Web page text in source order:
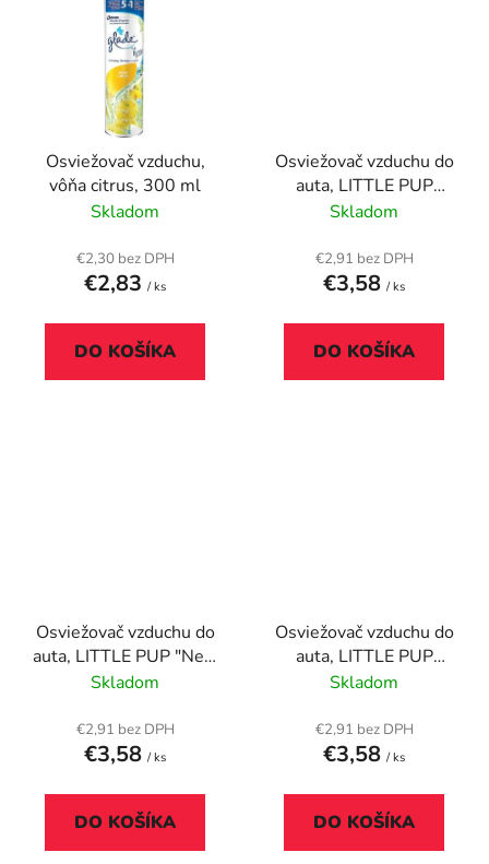
Osviežovač vzduchu,
vôňa citrus, 300 ml
Skladom
€2,30 bez DPH
€2,83 / ks
DO KOŠÍKA
Osviežovač vzduchu do
auta, LITTLE PUP
"Blueberry Paws",
Skladom
€2,91 bez DPH
€3,58 / ks
DO KOŠÍKA
Osviežovač vzduchu do
auta, LITTLE PUP "New
Car", biely
Skladom
€2,91 bez DPH
€3,58 / ks
DO KOŠÍKA
Osviežovač vzduchu do
auta, LITTLE PUP
"Sweet Snuggles",
Skladom
€2,91 bez DPH
€3,58 / ks
DO KOŠÍKA